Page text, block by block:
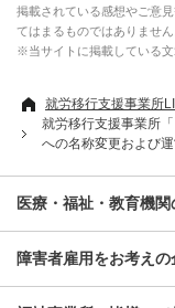
掲載されている感想やご意
てはまるものではありません
※当サイトに掲載している文
就労移行支援事業所
就労移行支援事業所
への名称変更および
医療・福祉・教育機
障害者雇用をお考え